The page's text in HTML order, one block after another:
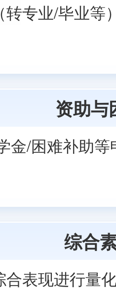
转专业/毕业等
资助与
金/困难补助
综合
合表现进行量